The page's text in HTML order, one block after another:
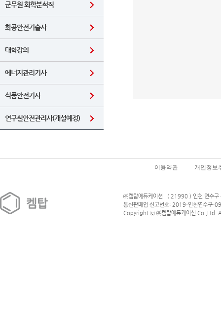
군무원 화학분석직
화공안전기술사
대학강의
에너지관리기사
식품안전기사
연구실안전관리사(개설예정)
이용약관 개인정보
㈜켐탑에듀케이션 | ( 21990 ) 인천 연수
통신판매업 신고번호: 2019-인천연수구-
Copyright ⓒ ㈜켐탑에듀케이션 Co.,Ltd.